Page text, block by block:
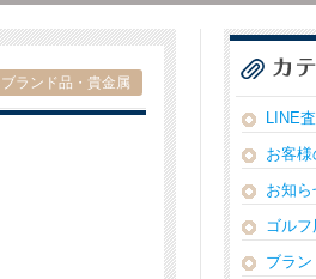
ブランド品・貴金属
LINE
お客
お知
ゴルフ
ブラ